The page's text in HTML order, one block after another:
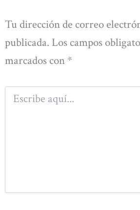
Tu dirección de correo
publicada. Los campos
marcados con *
Escribe
aquí...